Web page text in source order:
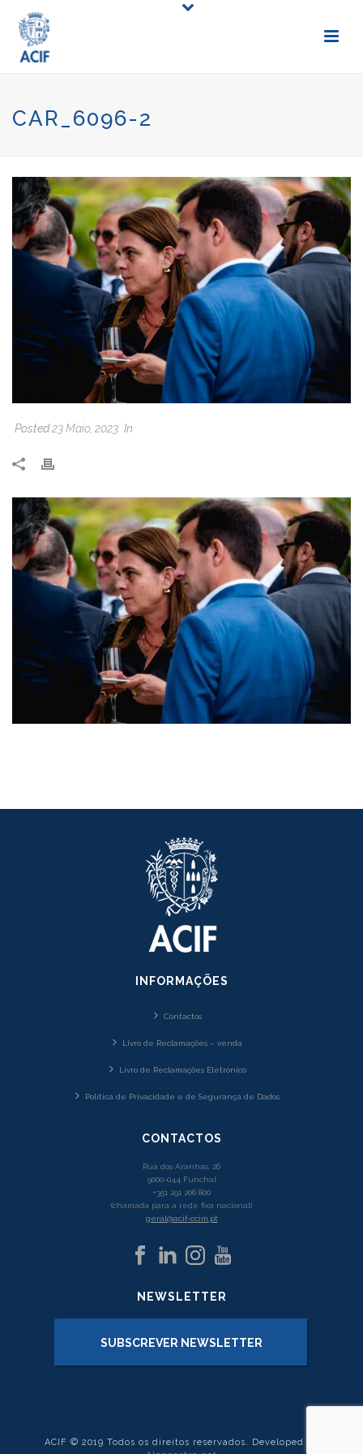
CAR_6096-2
Posted23 Maio, 2023 In
INFORMAÇÕES
Contactos
Livro de Reclamações – venda
Livro de Reclamações Eletrónico
Política de Privacidade e de Segurança de Dados
CONTACTOS
Rua dos Aranhas, 26
9000-044 Funchal
+351 291 206 800
(chamada para a rede fixa nacional)
geral@acif-ccim.pt
NEWSLETTER
SUBSCREVER NEWSLETTER
ACIF © 2019 Todos os direitos reservados. Developed by